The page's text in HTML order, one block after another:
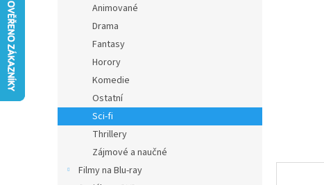
Animované
Drama
Fantasy
Horory
Komedie
Ostatní
Sci-fi
Thrillery
Zájmové a naučné
Filmy na Blu-ray